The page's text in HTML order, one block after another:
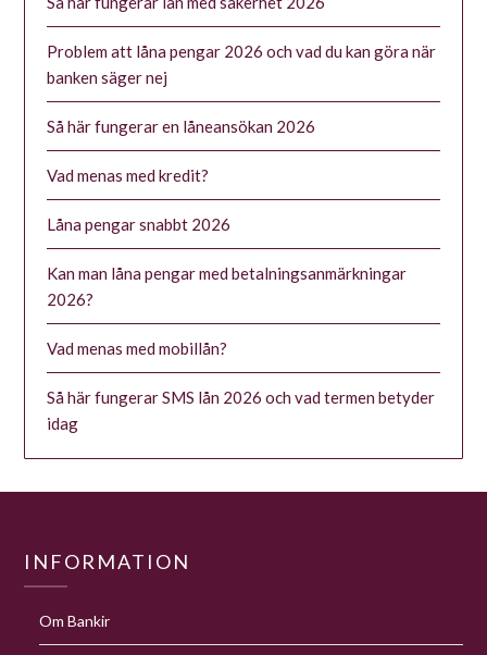
Problem att låna pengar 2026 och vad du kan göra när
banken säger nej
Så här fungerar en låneansökan 2026
Vad menas med kredit?
Låna pengar snabbt 2026
Kan man låna pengar med betalningsanmärkningar
2026?
Vad menas med mobillån?
Så här fungerar SMS lån 2026 och vad termen betyder
idag
INFORMATION
Om Bankir